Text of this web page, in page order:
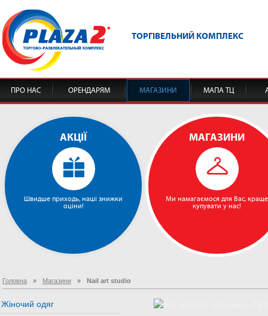
ТОРГІВЕЛЬНИЙ КОМПЛЕКС
ПРО НАС ОРЕНДАРЯМ МАГАЗИНИ МАПА ТЦ
АКЦІЇ
Швидше приходь, наші знижки
оціни!
МАГАЗИНИ
Ми намагаємося для Вас, краще
купувати у нас!
Головна » Магазини » Nail art studio
Жіночий одяг